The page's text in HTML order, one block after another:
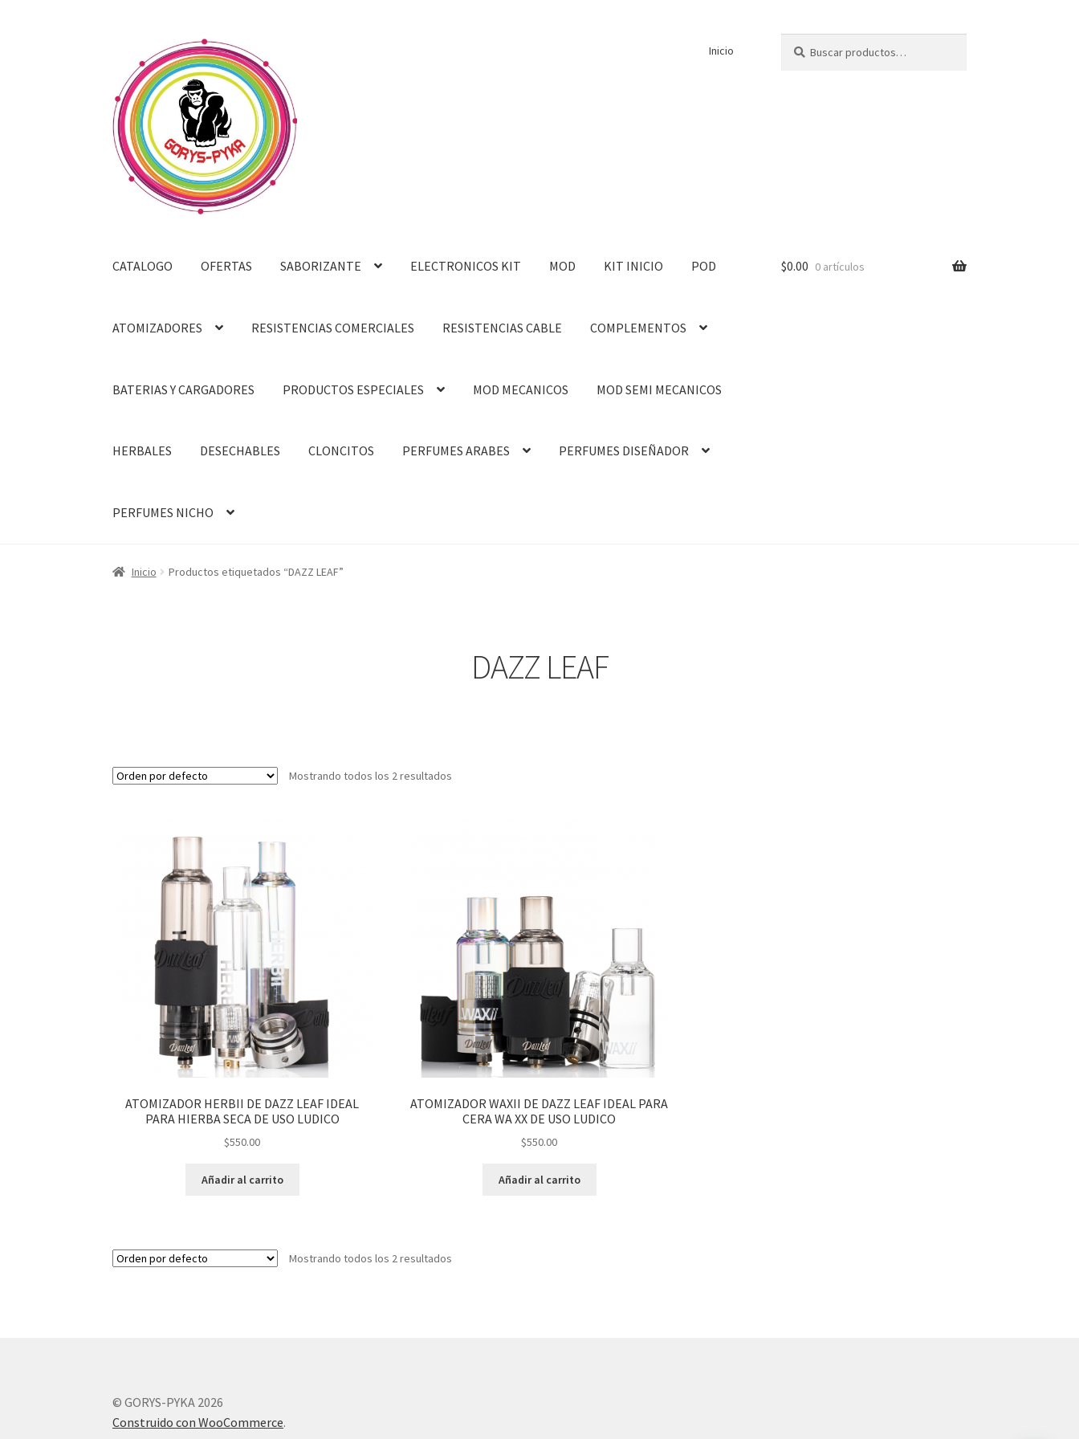
navegación
contenido
Inicio
por:
CATALOGO OFERTAS SABORIZANTE ELECTRONICOS KIT MOD KIT INICIO POD
ATOMIZADORES RESISTENCIAS COMERCIALES RESISTENCIAS CABLE COMPLEMENTOS
BATERIAS Y CARGADORES PRODUCTOS ESPECIALES MOD MECANICOS MOD SEMI MECANICOS
HERBALES DESECHABLES CLONCITOS PERFUMES ARABES PERFUMES DISEÑADOR
PERFUMES NICHO
$0.00 0 artículos
Inicio Productos etiquetados “DAZZ LEAF”
DAZZ LEAF
Mostrando todos los 2 resultados
ATOMIZADOR HERBII DE DAZZ LEAF IDEAL
PARA HIERBA SECA DE USO LUDICO
$550.00
Añadir al carrito
ATOMIZADOR WAXII DE DAZZ LEAF IDEAL PARA
CERA WA XX DE USO LUDICO
$550.00
Añadir al carrito
Mostrando todos los 2 resultados
© GORYS-PYKA 2026
Construido con WooCommerce.